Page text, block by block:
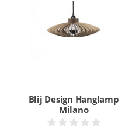
Blij Design Hanglamp
Milano